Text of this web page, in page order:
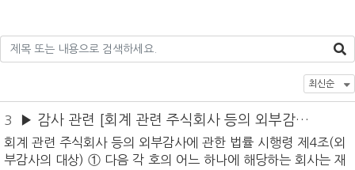
3
▶ 감사 관련 [회계 관련 주식회사 등의 외부감사
에 관한 법률]
회계 관련 주식회사 등의 외부감사에 관한 법률 시행령 제4조(외
부감사의 대상) ① 다음 각 호의 어느 하나에 해당하는 회사는 재